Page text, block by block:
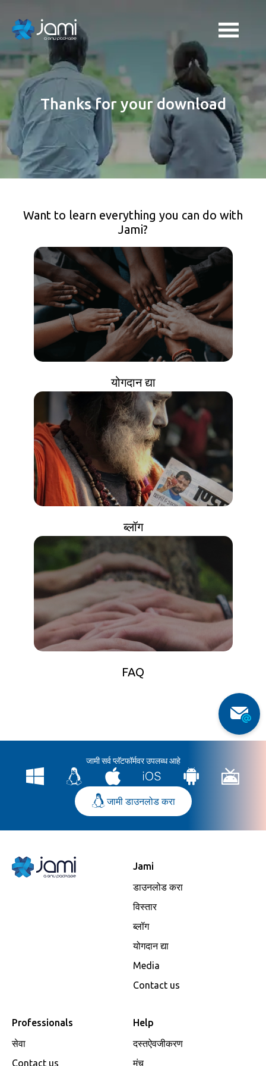
Thanks for your download
Want to learn everything you can do with
Jami?
योगदान द्या
ब्लॉग
FAQ
जामी सर्व प्लॅटफॉर्मवर उपलब्ध आहे
जामी डाउनलोड करा
Jami
डाउनलोड करा
विस्तार
ब्लॉग
योगदान द्या
Media
Contact us
Professionals
सेवा
Contact us
Help
दस्तऐवजीकरण
मंच